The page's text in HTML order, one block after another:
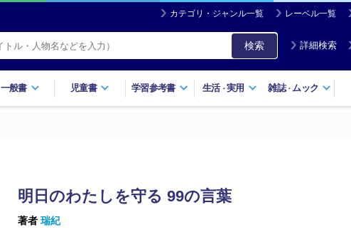
カテゴリ・ジャンル一覧 レーベル一覧
検索 詳細検索
一般書 児童書 学習参考書 生活・実用 雑誌・ ムック
明日のわたしを守る 99の言葉
著者 瑞紀